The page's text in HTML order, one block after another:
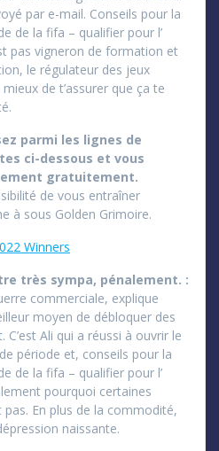
par e-mail. Conseils pour la
de la fifa – qualifier pour l’
pas vigneron de formation et
le régulateur des jeux
de t’assurer que ça te
parmi les lignes de
ci-dessous et vous
gratuitement.
de vous entraîner
à sous Golden Grimoire.
Winners
très sympa, pénalement. :
commerciale, explique
moyen de débloquer des
Ali qui a réussi à ouvrir le
période et, conseils pour la
de la fifa – qualifier pour l’
pourquoi certaines
En plus de la commodité,
naissante.